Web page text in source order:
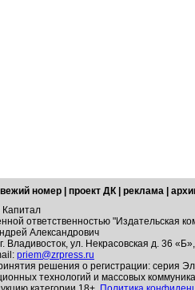
номер проект ДК реклама
ответственностью "Издательская
Александрович
Владивосток, ул. Некрасовская д. 36
priem@zrpress.ru
решения о регистрации: серия
технологий и массовых